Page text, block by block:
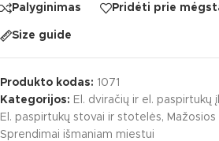
Palyginimas Pridėti prie
Size guide
Produkto kodas: 1071
Kategorijos: El. dviračių ir el.
El. paspirtukų stovai ir stotelės,
Sprendimai išmaniam miestui